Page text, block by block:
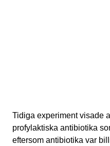
Tidiga experiment visade
profylaktiska antibiotika
eftersom antibiotika var